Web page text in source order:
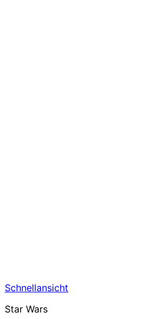
Schnellansicht
Star Wars